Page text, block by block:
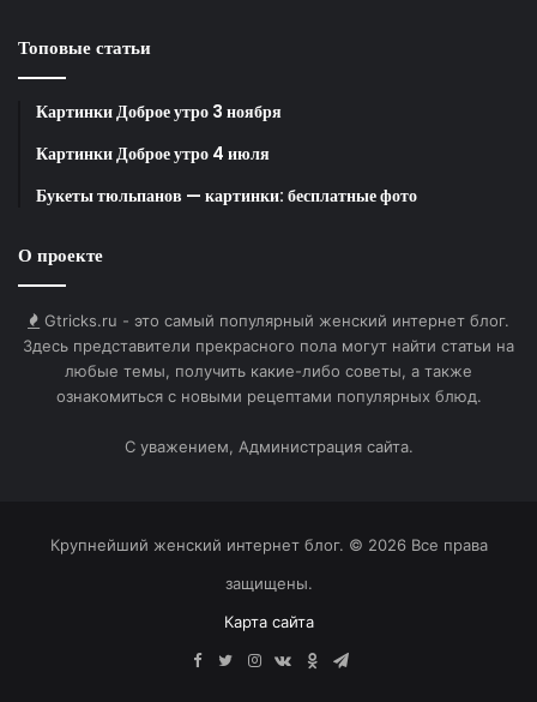
Спокойной ночи 15 сентября!
Удачи и хорошего дня!
Топовые статьи
Картинки Доброе утро 3 ноября
Картинки Доброе утро 4 июля
Букеты тюльпанов — картинки: бесплатные фото
О проекте
Gtricks.ru - это самый популярный женский интернет блог.
Здесь представители прекрасного пола могут найти статьи на
любые темы, получить какие-либо советы, а также
ознакомиться с новыми рецептами популярных блюд.
С уважением, Администрация сайта.
Крупнейший женский интернет блог. © 2026 Все права
защищены.
Карта сайта
Facebook
TwitterInstagram
vk.comОдноклассники
Telegram